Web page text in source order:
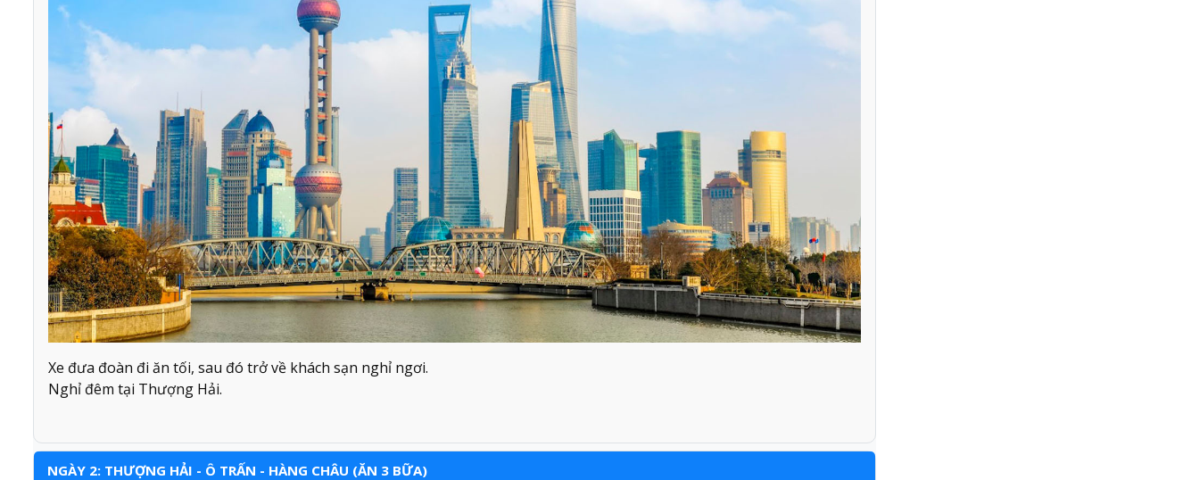
Xe đưa đoàn đi ăn tối, sau đó trở về khách sạn nghỉ ngơi.
Nghỉ đêm tại Thượng Hải.
NGÀY 2: THƯỢNG HẢI - Ô TRẤN - HÀNG CHÂU (ĂN 3 BỮA)